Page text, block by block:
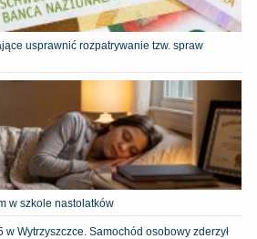
usprawnić rozpatrywanie tzw. spraw
w szkole nastolatków
w Wytrzyszczce. Samochód osobowy zderzył